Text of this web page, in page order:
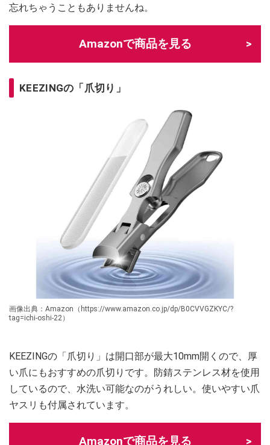
忘れちゃうこともありませんね。
Amazonで商品を見る
KEEZINGの「爪切り」
画像出典：Amazon（https://www.amazon.co.jp/dp/B0CVVGZKYC/?
tag=ichi-oshi-22）
KEEZINGの「爪切り」は開口部が最大10mm開くので、厚
い爪にもおすすめの爪切りです。防錆ステンレス材を使用
しているので、水洗い可能なのがうれしい。使いやすい爪
ヤスリも付属されています。
Amazonで商品を見る